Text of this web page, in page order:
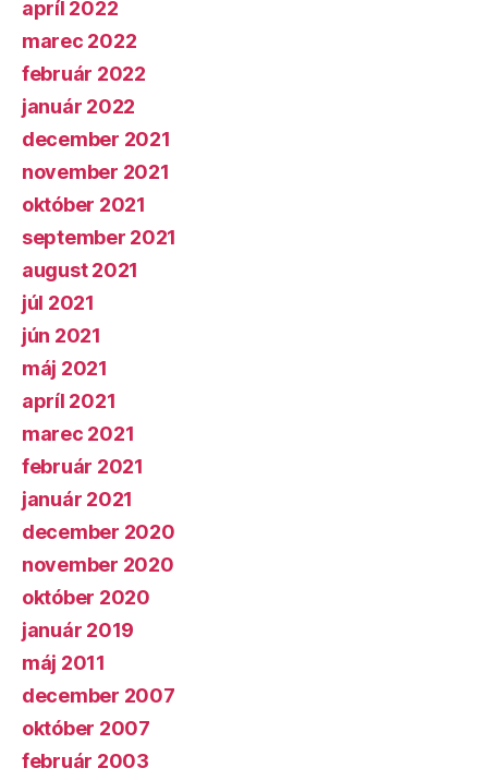
apríl 2022
marec 2022
február 2022
január 2022
december 2021
november 2021
október 2021
september 2021
august 2021
júl 2021
jún 2021
máj 2021
apríl 2021
marec 2021
február 2021
január 2021
december 2020
november 2020
október 2020
január 2019
máj 2011
december 2007
október 2007
február 2003